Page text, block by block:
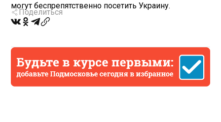
могут беспрепятственно посетить Украину.
Поделиться